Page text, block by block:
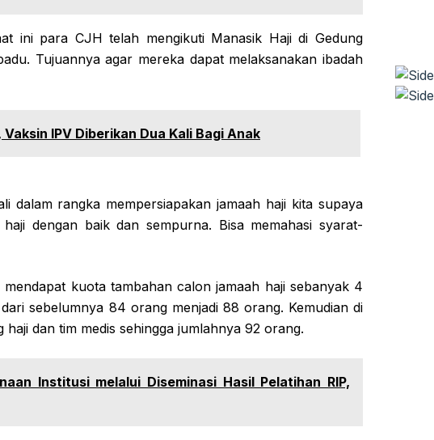
ini para CJH telah mengikuti Manasik Haji di Gedung
Tujuannya agar mereka dapat melaksanakan ibadah
IPV Diberikan Dua Kali Bagi Anak
dalam rangka mempersiapakan jamaah haji kita supaya
dengan baik dan sempurna. Bisa memahasi syarat-
kuota tambahan calon jamaah haji sebanyak 4
sebelumnya 84 orang menjadi 88 orang. Kemudian di
dan tim medis sehingga jumlahnya 92 orang.
Institusi melalui Diseminasi Hasil Pelatihan RIP,